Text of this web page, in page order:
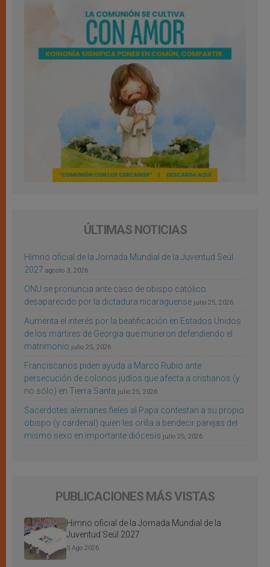
ÚLTIMAS NOTICIAS
Himno oficial de la Jornada Mundial de la Juventud Seúl
2027 agosto 3, 2026
ONU se pronuncia ante caso de obispo católico
desaparecido por la dictadura nicaragüense julio 25, 2026
Aumenta el interés por la beatificación en Estados Unidos
de los mártires de Georgia que murieron defendiendo el
matrimonio julio 25, 2026
Franciscanos piden ayuda a Marco Rubio ante
persecución de colonos judíos que afecta a cristianos (y
no sólo) en Tierra Santa julio 25, 2026
Sacerdotes alemanes fieles al Papa contestan a su propio
obispo (y cardenal) quien les orilla a bendecir parejas del
mismo sexo en importante diócesis julio 25, 2026
PUBLICACIONES MÁS VISTAS
Himno oficial de la Jornada Mundial de la
Juventud Seúl 2027
3 Ago 2026